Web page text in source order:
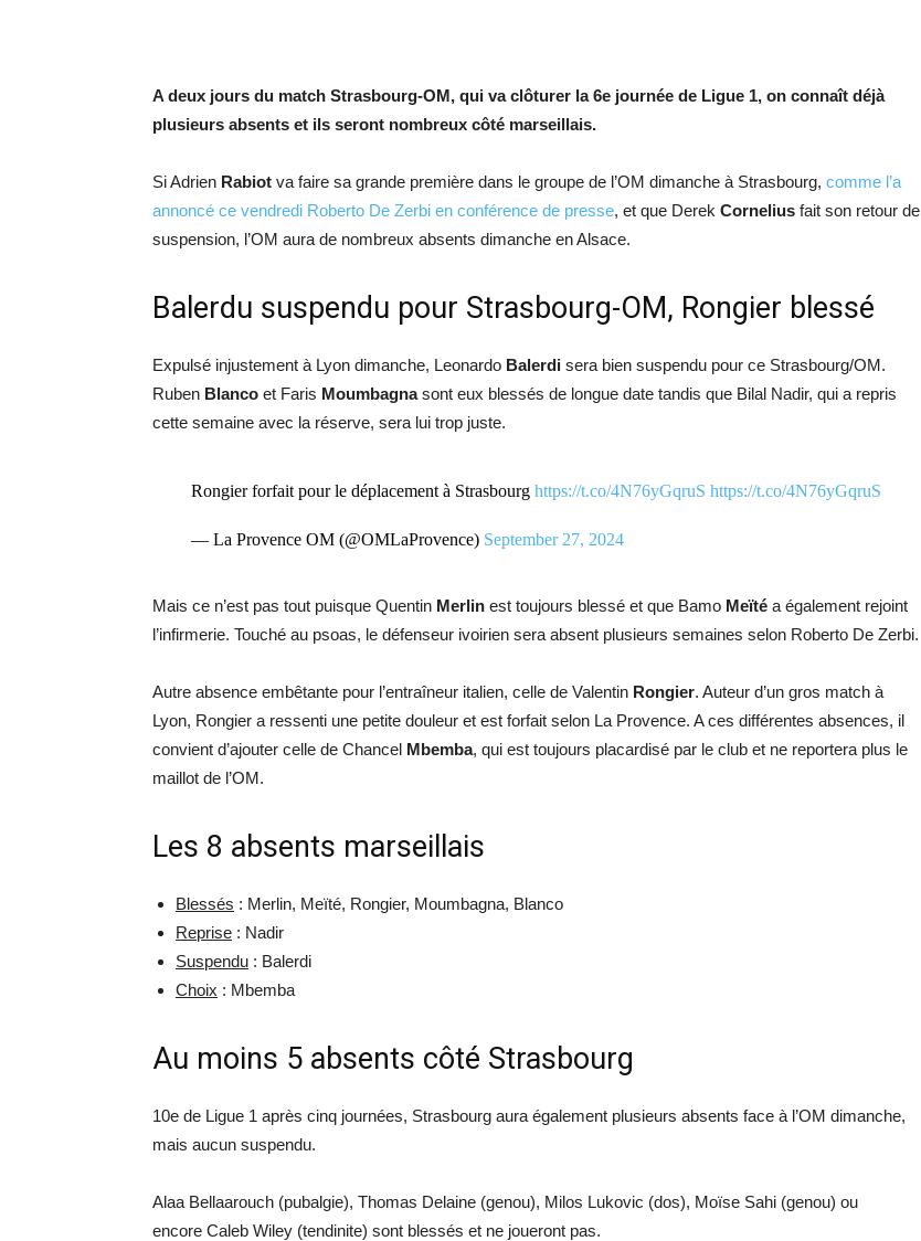
A deux jours du match Strasbourg-OM, qui va clôturer la 6e journée de Ligue 1, on connaît déjà
plusieurs absents et ils seront nombreux côté marseillais.
Si Adrien Rabiot va faire sa grande première dans le groupe de l’OM dimanche à Strasbourg, comme l’a
annoncé ce vendredi Roberto De Zerbi en conférence de presse, et que Derek Cornelius fait son retour de
suspension, l’OM aura de nombreux absents dimanche en Alsace.
Balerdu suspendu pour Strasbourg-OM, Rongier blessé
Expulsé injustement à Lyon dimanche, Leonardo Balerdi sera bien suspendu pour ce Strasbourg/OM.
Ruben Blanco et Faris Moumbagnasont eux blessés de longue date tandis que Bilal Nadir, qui a repris
cette semaine avec la réserve, sera lui trop juste.
Rongier forfait pour le déplacement à Strasbourg https://t.co/4N76yGqruS https://t.co/4N76yGqruS
— La Provence OM (@OMLaProvence) September 27, 2024
Mais ce n’est pas tout puisque Quentin Merlin est toujours blessé et que Bamo Meïté a également rejoint
l’infirmerie. Touché au psoas, le défenseur ivoirien sera absent plusieurs semaines selon Roberto De Zerbi.
Autre absence embêtante pour l’entraîneur italien, celle de Valentin Rongier. Auteur d’un gros match à
Lyon, Rongier a ressenti une petite douleur et est forfait selon La Provence. A ces différentes absences, il
convient d’ajouter celle de Chancel Mbemba, qui est toujours placardisé par le club et ne reportera plus le
maillot de l’OM.
Les 8 absents marseillais
Blessés : Merlin, Meïté, Rongier, Moumbagna, Blanco
Reprise : Nadir
Suspendu : Balerdi
Choix : Mbemba
Au moins 5 absents côté Strasbourg
10e de Ligue 1 après cinq journées, Strasbourg aura également plusieurs absents face à l’OM dimanche,
mais aucun suspendu.
Alaa Bellaarouch (pubalgie), Thomas Delaine (genou), Milos Lukovic (dos), Moïse Sahi (genou) ou
encore Caleb Wiley (tendinite) sont blessés et ne joueront pas.